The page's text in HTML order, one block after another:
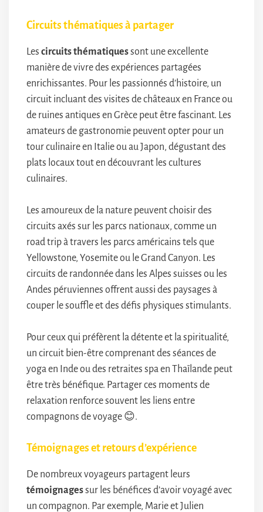
Circuits thématiques à partager
Les circuits thématiquessont une excellente
manière de vivre des expériences partagées
enrichissantes. Pour les passionnés d’histoire, un
circuit incluant des visites de châteaux en France ou
de ruines antiques en Grèce peut être fascinant. Les
amateurs de gastronomie peuvent opter pour un
tour culinaire en Italie ou au Japon, dégustant des
plats locaux tout en découvrant les cultures
culinaires.
Les amoureux de la nature peuvent choisir des
circuits axés sur les parcs nationaux, comme un
road trip à travers les parcs américains tels que
Yellowstone, Yosemite ou le Grand Canyon. Les
circuits de randonnée dans les Alpes suisses ou les
Andes péruviennes offrent aussi des paysages à
couper le souffle et des défis physiques stimulants.
Pour ceux qui préfèrent la détente et la spiritualité,
un circuit bien-être comprenant des séances de
yoga en Inde ou des retraites spa en Thaïlande peut
être très bénéfique. Partager ces moments de
relaxation renforce souvent les liens entre
compagnons de voyage 😊.
Témoignages et retours d’expérience
De nombreux voyageurs partagent leurs
témoignagessur les bénéfices d’avoir voyagé avec
un compagnon. Par exemple, Marie et Julien